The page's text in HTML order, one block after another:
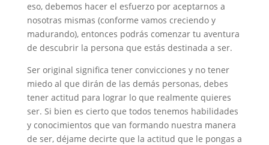
eso, debemos hacer el esfuerzo por aceptarnos a
nosotras mismas (conforme vamos creciendo y
madurando), entonces podrás comenzar tu aventura
de descubrir la persona que estás destinada a ser.
Ser original significa tener convicciones y no tener
miedo al que dirán de las demás personas, debes
tener actitud para lograr lo que realmente quieres
ser. Si bien es cierto que todos tenemos habilidades
y conocimientos que van formando nuestra manera
de ser, déjame decirte que la actitud que le pongas a